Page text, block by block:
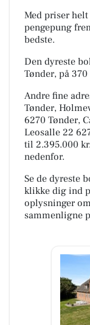
Med priser
pengepung
bedste.
Den dyreste
Tønder, på
Andre fine
Tønder,
6270 Tønder,
Leosalle 22
til 2.395.000
nedenfor.
Se de dyreste
klikke dig ind
oplysninger
sammenligne